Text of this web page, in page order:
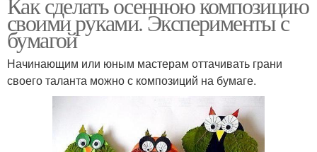
своими руками. Эксперименты с
бумагой
Начинающим или юным мастерам оттачивать грани
своего таланта можно с композиций на бумаге.